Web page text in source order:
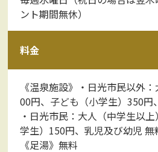
ント期間無休）
料金
《温泉施設》・日光市民以外
00円、子ども（小学生）350円
・日光市民：大人（中学生以
学生）150円、乳児及び幼児 無
《足湯》無料